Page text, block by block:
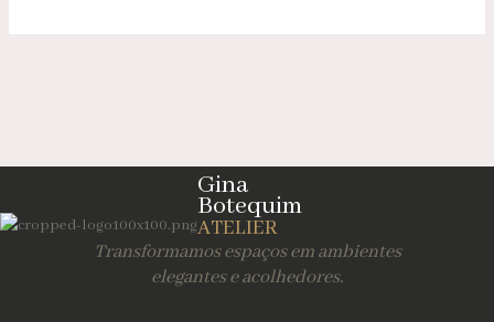
Gina
Botequim
ATELIER
Transformamos espaços em ambientes
elegantes e acolhedores.